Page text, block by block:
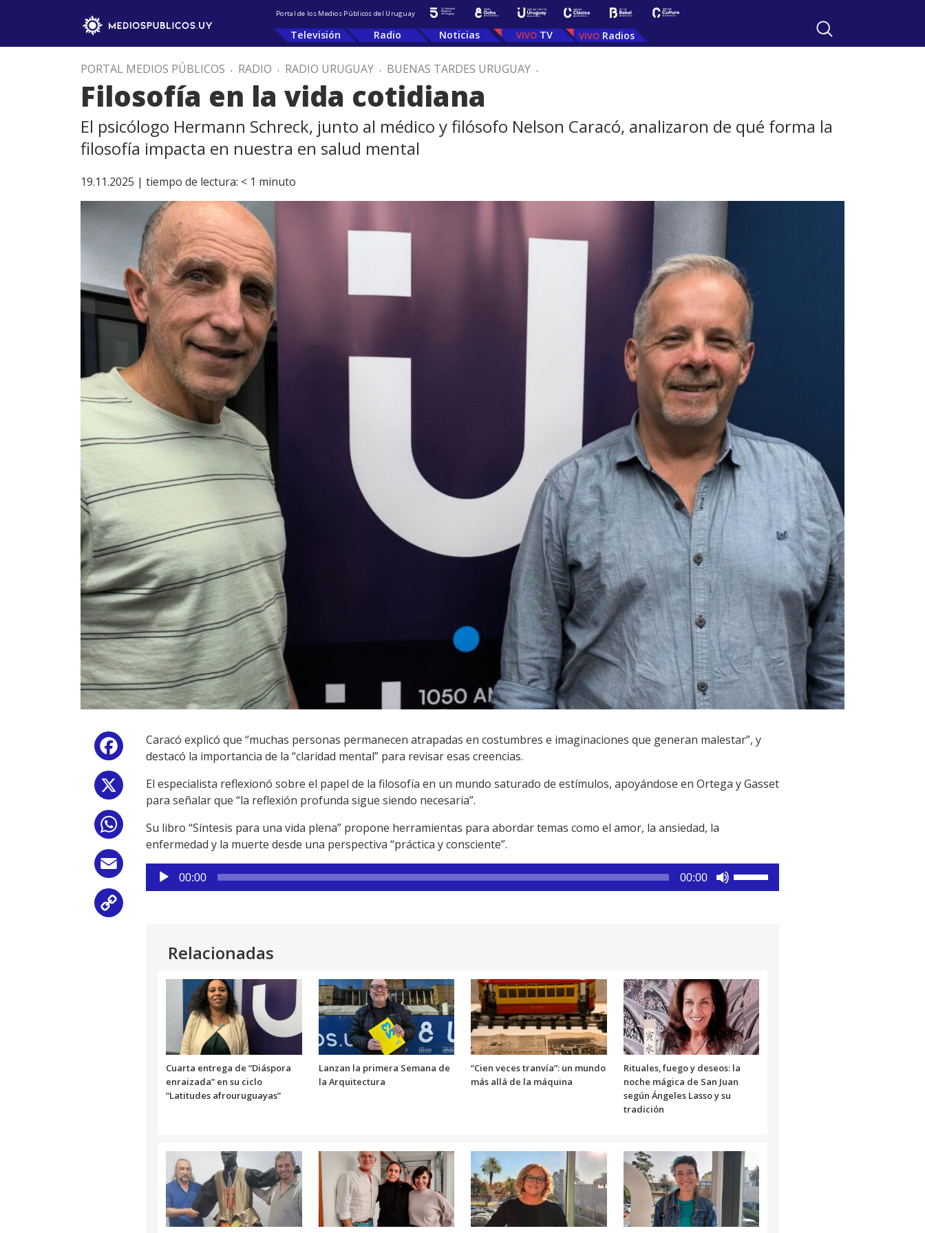
Portal de los Medios Públicos del Uruguay
Televisión Radio Noticias TV Radios
PORTAL MEDIOS PÚBLICOS . RADIO . RADIO URUGUAY . BUENAS TARDES URUGUAY .
Filosofía en la vida cotidiana
El psicólogo Hermann Schreck, junto al médico y filósofo Nelson Caracó, analizaron de qué forma la
filosofía impacta en nuestra en salud mental
19.11.2025 | tiempo de lectura: < 1 minuto
Facebook
WhatsApp
Email
Caracó explicó que “muchas personas permanecen atrapadas en costumbres e imaginaciones que generan malestar”, y
destacó la importancia de la “claridad mental” para revisar esas creencias.
El especialista reflexionó sobre el papel de la filosofía en un mundo saturado de estímulos, apoyándose en Ortega y Gasset
para señalar que “la reflexión profunda sigue siendo necesaria”.
Su libro “Síntesis para una vida plena” propone herramientas para abordar temas como el amor, la ansiedad, la
enfermedad y la muerte desde una perspectiva “práctica y consciente”.
Reproductor
de
00:00 00:00
aumentar
o
disminuir
el
volumen.
Relacionadas
Cuarta entrega de “Diáspora
enraizada” en su ciclo
“Latitudes afrouruguayas”
Lanzan la primera Semana de
la Arquitectura
“Cien veces tranvía”: un mundo
más allá de la máquina
Rituales, fuego y deseos: la
noche mágica de San Juan
según Ángeles Lasso y su
tradición